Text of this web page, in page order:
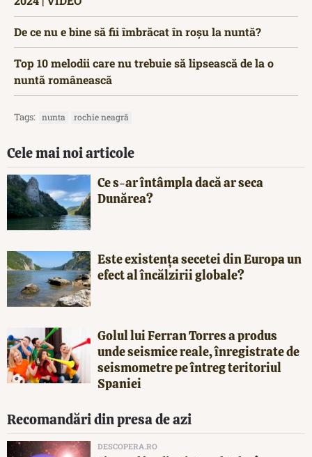
De ce nu e bine să fii îmbrăcat în roșu la nuntă?
Top 10 melodii care nu trebuie să lipsească de la o
nuntă românească
Tags: nunta rochie neagră
Cele mai noi articole
Ce s-ar întâmpla dacă ar seca
Dunărea?
Este existența secetei din Europa un
efect al încălzirii globale?
Golul lui Ferran Torres a produs
unde seismice reale, înregistrate de
seismometre pe întreg teritoriul
Spaniei
Recomandări din presa de azi
DESCOPERA.RO